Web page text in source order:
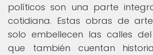
políticos son una parte
cotidiana. Estas obras de
solo embellecen las calles
que también cuentan